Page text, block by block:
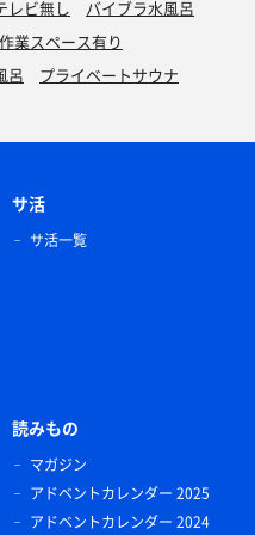
レビ無し
バイブラ水風呂
作業スペース有り
呂 プライベートサウナ
サ活
サ活一覧
読みもの
マガジン
アドベントカレンダー 2025
アドベントカレンダー 2024